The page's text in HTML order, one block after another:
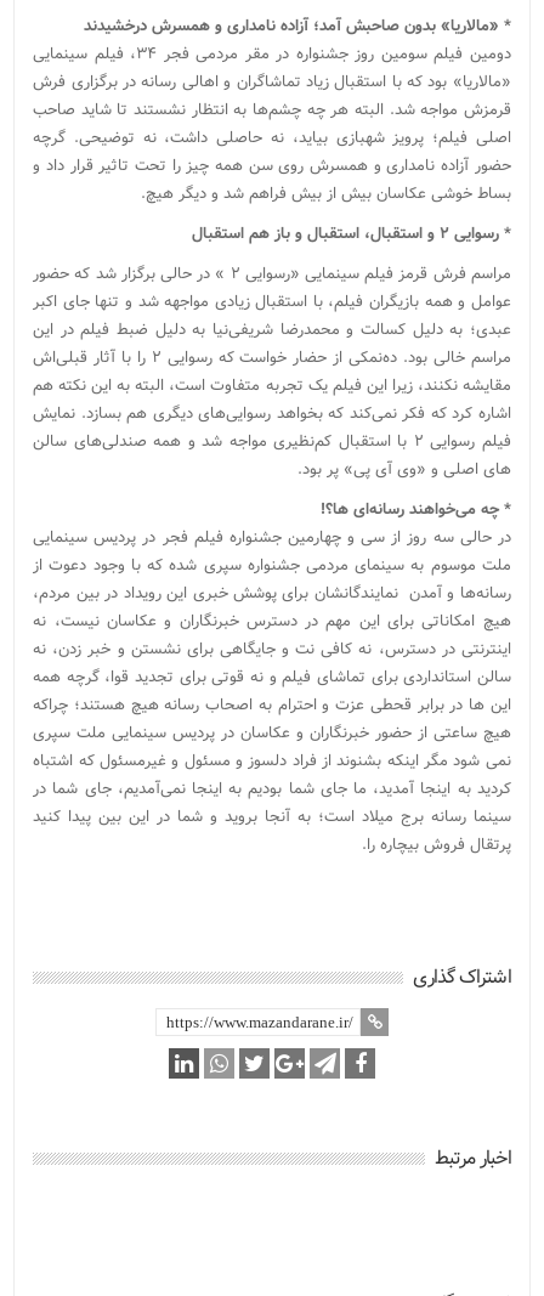
* «مالاریا» بدون صاحبش آمد؛ آزاده نامداری و همسرش درخشیدند
دومین فیلم سومین روز جشنواره در مقر مردمی فجر ۳۴، فیلم سینمایی
«مالاریا» بود که با استقبال زیاد تماشاگران و اهالی رسانه در برگزاری فرش
قرمزش مواجه شد. البته هر چه چشم‌ها به انتظار نشستند تا شاید صاحب
اصلی فیلم؛ پرویز شهبازی بیاید، نه حاصلی داشت، نه توضیحی. گرچه
حضور آزاده نامداری و همسرش روی سن همه چیز را تحت تاثیر قرار داد و
بساط خوشی عکاسان بیش از بیش فراهم شد و دیگر هیچ.
* رسوایی ۲ و استقبال، استقبال و باز هم استقبال
مراسم فرش قرمز فیلم سینمایی «رسوایی ۲ » در حالی برگزار شد که حضور
عوامل و همه بازیگران فیلم، با استقبال زیادی مواجهه شد و تنها جای اکبر
عبدی؛ به دلیل کسالت و محمدرضا شریفی‌نیا به دلیل ضبط فیلم در این
مراسم خالی بود. ده‌نمکی از حضار خواست که رسوایی ۲ را با آثار قبلی‌اش
مقایشه نکنند، زیرا این فیلم یک تجربه متفاوت است، البته به این نکته هم
اشاره کرد که فکر نمی‌کند که بخواهد رسوایی‌های دیگری هم بسازد. نمایش
فیلم رسوایی ۲ با استقبال کم‌نظیری مواجه شد و همه صندلی‌های سالن
های اصلی و «وی آی پی» پر بود.
* چه می‌خواهند رسانه‌ای ها؟!
در حالی سه روز از سی و چهارمین جشنواره فیلم فجر در پردیس سینمایی
ملت موسوم به سینمای مردمی جشنواره سپری شده که با وجود دعوت از
رسانه‌ها و آمدن نمایندگانشان برای پوشش خبری این رویداد در بین مردم،
هیچ امکاناتی برای این مهم در دسترس خبرنگاران و عکاسان نیست، نه
اینترنتی در دسترس، نه کافی نت و جایگاهی برای نشستن و خبر زدن، نه
سالن استانداردی برای تماشای فیلم و نه قوتی برای تجدید قوا، گرچه همه
این ها در برابر قحطی عزت و احترام به اصحاب رسانه هیچ هستند؛ چراکه
هیچ ساعتی از حضور خبرنگاران و عکاسان در پردیس سینمایی ملت سپری
نمی شود مگر اینکه بشنوند از فراد دلسوز و مسئول و غیرمسئول که اشتباه
کردید به اینجا آمدید، ما جای شما بودیم به اینجا نمی‌آمدیم، جای شما در
سینما رسانه برج میلاد است؛ به آنجا بروید و شما در این بین پیدا کنید
پرتقال فروش بیچاره را.
اشتراک گذاری
اخبار مرتبط